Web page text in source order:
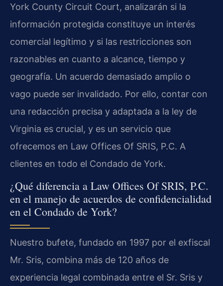
York County Circuit Court, analizarán si la
información protegida constituye un interés
comercial legítimo y si las restricciones son
razonables en cuanto a alcance, tiempo y
geografía. Un acuerdo demasiado amplio o
vago puede ser invalidado. Por ello, contar con
una redacción precisa y adaptada a la ley de
Virginia es crucial, y es un servicio que
ofrecemos en Law Offices Of SRIS, P.C. A
clientes en todo el Condado de York.
¿Qué diferencia a Law Offices Of SRIS, P.C.
en el manejo de acuerdos de confidencialidad
en el Condado de York?
Nuestro bufete, fundado en 1997 por el exfiscal
Mr. Sris, combina más de 120 años de
experiencia legal combinada entre el Sr. Sris y